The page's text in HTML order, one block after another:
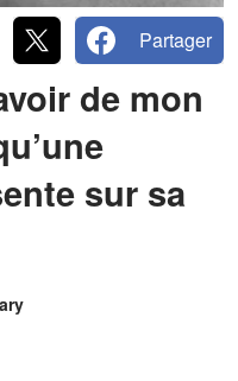
Partager
de mon
sur sa